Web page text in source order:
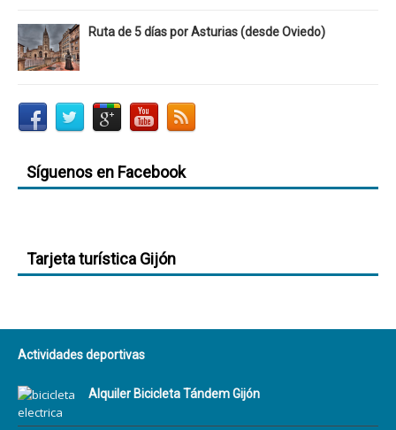
Ruta de 5 días por Asturias (desde Oviedo)
Síguenos en Facebook
Tarjeta turística Gijón
Actividades deportivas
Alquiler Bicicleta Tándem Gijón